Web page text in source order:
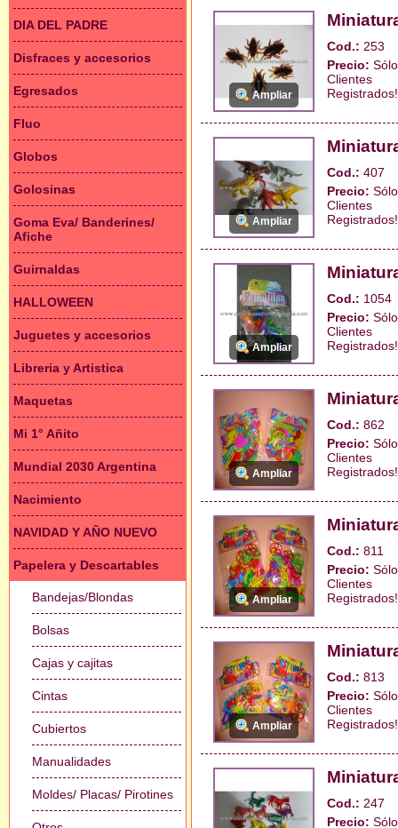
DIA DEL PADRE
Disfraces y accesorios
Egresados
Fluo
Globos
Golosinas
Goma Eva/ Banderines/
Afiche
Guirnaldas
HALLOWEEN
Juguetes y accesorios
Libreria y Artistica
Maquetas
Mi 1° Añito
Mundial 2030 Argentina
Nacimiento
NAVIDAD Y AÑO NUEVO
Papelera y Descartables
Bandejas/Blondas
Bolsas
Cajas y cajitas
Cintas
Cubiertos
Manualidades
Moldes/ Placas/ Pirotines
Ampliar
Cod.: 253
Precio:
Clientes
Registrados!
Ampliar
Cod.: 407
Precio:
Clientes
Registrados!
Ampliar
Cod.: 1054
Precio:
Clientes
Registrados!
Ampliar
Cod.: 862
Precio:
Clientes
Registrados!
Ampliar
Cod.: 811
Precio:
Clientes
Registrados!
Ampliar
Cod.: 813
Precio:
Clientes
Registrados!
Cod.: 247
Precio: